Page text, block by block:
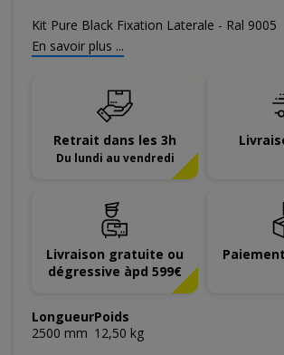
Kit Pure Black Fixation Laterale - Ral 9005
En savoir plus ...
Retrait dans les 3h
Du lundi au vendredi
Livraison gratuite ou
dégressive àpd 599€
Longueur
2500 mm
Poids
12,50 kg